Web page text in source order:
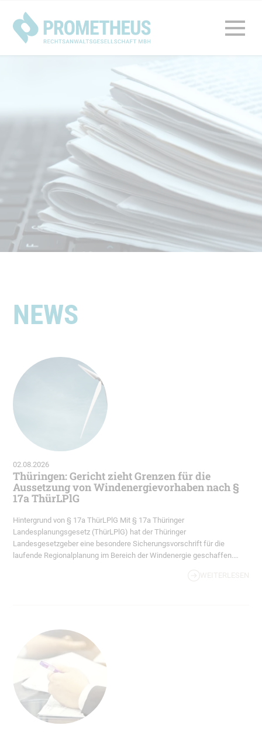
NEWS
02.08.2026
Thüringen: Gericht zieht Grenzen für die
Aussetzung von Windenergievorhaben nach §
17a ThürLPlG
Hintergrund von § 17a ThürLPlG Mit § 17a Thüringer
Landesplanungsgesetz (ThürLPlG) hat der Thüringer
Landesgesetzgeber eine besondere Sicherungsvorschrift für die
laufende Regionalplanung im Bereich der Windenergie geschaffen.
Planungsgemeinschaften derzeit die für die Erreichung derWEITERLESEN